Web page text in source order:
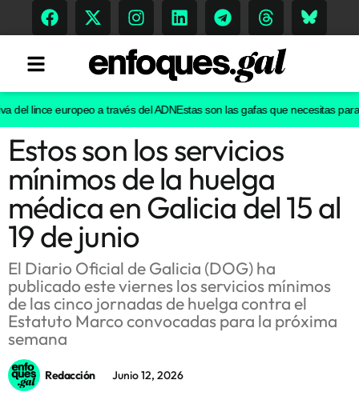
Tendencias
Memoria Histórica
Gastronomía
Escenarios
Sostenibilidad
Innova
lince europeo a través del ADNEstas son las gafas que necesitas para
Estos son los servicios
mínimos de la huelga
médica en Galicia del 15 al
19 de junio
El Diario Oficial de Galicia (DOG) ha
publicado este viernes los servicios mínimos
de las cinco jornadas de huelga contra el
Estatuto Marco convocadas para la próxima
semana
Redacción Junio 12, 2026